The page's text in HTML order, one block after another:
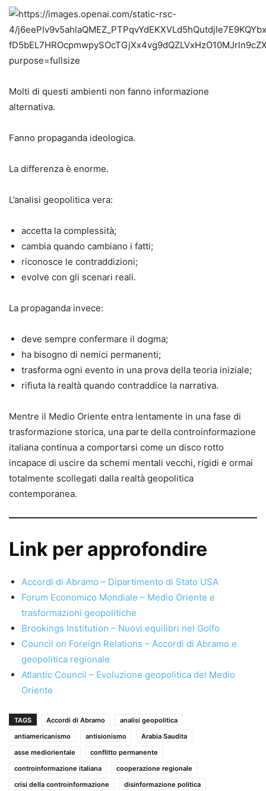
Molti di questi ambienti non fanno informazione
alternativa.
Fanno propaganda ideologica.
La differenza è enorme.
L’analisi geopolitica vera:
accetta la complessità;
cambia quando cambiano i fatti;
riconosce le contraddizioni;
evolve con gli scenari reali.
La propaganda invece:
deve sempre confermare il dogma;
ha bisogno di nemici permanenti;
trasforma ogni evento in una prova della teoria iniziale;
rifiuta la realtà quando contraddice la narrativa.
Mentre il Medio Oriente entra lentamente in una fase di
trasformazione storica, una parte della controinformazione
italiana continua a comportarsi come un disco rotto
incapace di uscire da schemi mentali vecchi, rigidi e ormai
totalmente scollegati dalla realtà geopolitica
contemporanea.
Link per approfondire
Accordi di Abramo – Dipartimento di Stato USA
Forum Economico Mondiale – Medio Oriente e
trasformazioni geopolitiche
Brookings Institution – Nuovi equilibri nel Golfo
Council on Foreign Relations – Accordi di Abramo e
geopolitica regionale
Atlantic Council – Evoluzione geopolitica del Medio
Oriente
TAGS Accordi di Abramo
analisi geopolitica
antiamericanismo
antisionismo
Arabia Saudita
asse mediorientale
conflitto permanente
controinformazione italiana
cooperazione regionale
crisi della controinformazione
disinformazione politica